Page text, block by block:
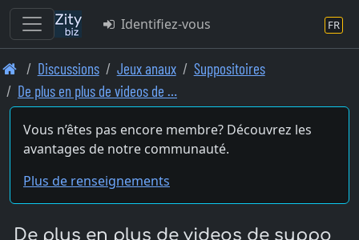
Skip
to
main
content
Identifiez-vous FR
Discussions Jeux anaux
Suppositoires
De plus en plus de videos de …
Vous n’êtes pas encore membre? Découvrez les
avantages de notre communauté.
Plus de renseignements
De plus en plus de videos de suppo